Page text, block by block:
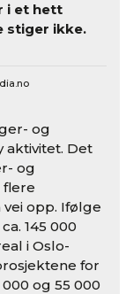
i et hett
stiger ikke.
og
aktivitet. Det
og
flere
opp. Ifølge
145 000
i Oslo-
for
og 55 000